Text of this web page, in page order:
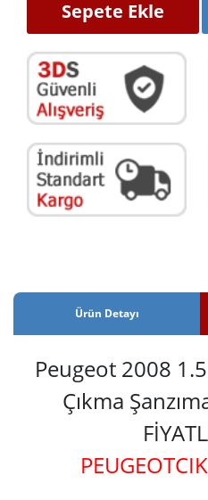
Sepete Ekle
Ürün Detayı
Peugeot 2008
Çıkma